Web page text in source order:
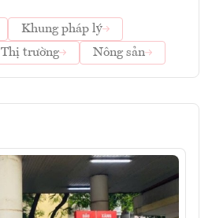
Khung pháp lý
Thị trường Nông sản